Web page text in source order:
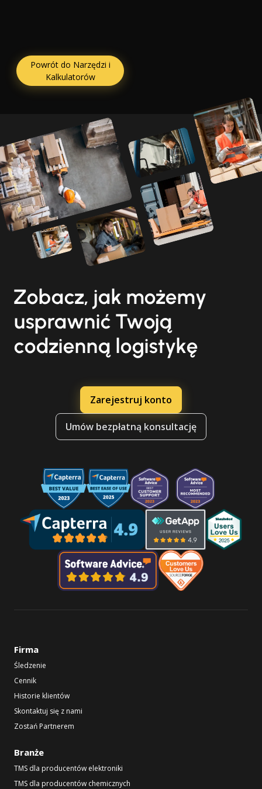
Powrót do Narzędzi i
Kalkulatorów
Zobacz, jak możemy
usprawnić Twoją
codzienną logistykę
Zarejestruj konto
Umów bezpłatną konsultację
Firma
Śledzenie
Cennik
Historie klientów
Skontaktuj się z nami
Zostań Partnerem
Branże
TMS dla producentów elektroniki
TMS dla producentów chemicznych